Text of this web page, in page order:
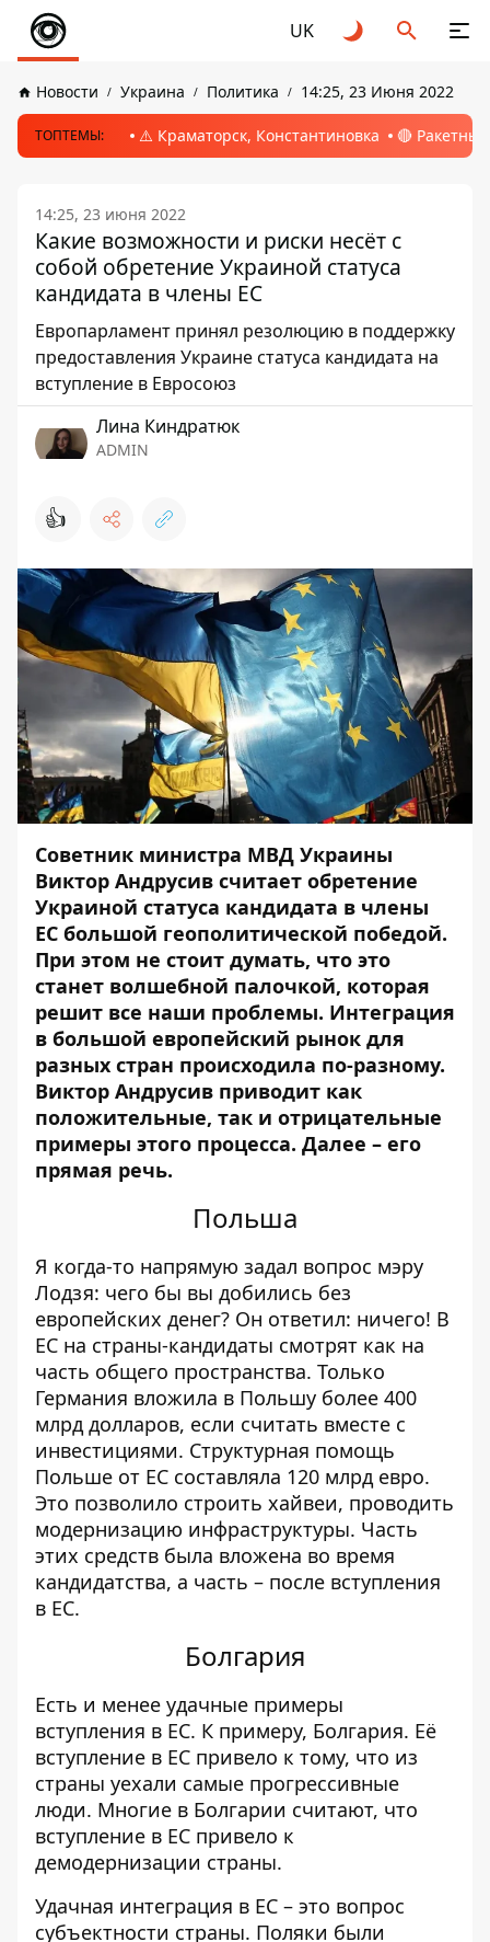
UK
Новости Украина Политика 14:25, 23 Июня 2022
ТОПТЕМЫ: ⚠️ Краматорск, Константиновка 🔴
14:25, 23 июня 2022
Какие возможности и риски несёт с
собой обретение Украиной статуса
кандидата в члены ЕС
Европарламент принял резолюцию в поддержку
предоставления Украине статуса кандидата на
вступление в Евросоюз
Лина Киндратюк
ADMIN
👍
Советник министра МВД Украины
Виктор Андрусив считает обретение
Украиной статуса кандидата в члены
ЕС большой геополитической победой.
При этом не стоит думать, что это
станет волшебной палочкой, которая
решит все наши проблемы. Интеграция
в большой европейский рынок для
разных стран происходила по-разному.
Виктор Андрусив приводит как
положительные, так и отрицательные
примеры этого процесса. Далее – его
прямая речь.
Польша
Я когда-то напрямую задал вопрос мэру
Лодзя: чего бы вы добились без
европейских денег? Он ответил: ничего! В
ЕС на страны-кандидаты смотрят как на
часть общего пространства. Только
Германия вложила в Польшу более 400
млрд долларов, если считать вместе с
инвестициями. Структурная помощь
Польше от ЕС составляла 120 млрд евро.
Это позволило строить хайвеи, проводить
модернизацию инфраструктуры. Часть
этих средств была вложена во время
кандидатства, а часть – после вступления
в ЕС.
Болгария
Есть и менее удачные примеры
вступления в ЕС. К примеру, Болгария. Её
вступление в ЕС привело к тому, что из
страны уехали самые прогрессивные
люди. Многие в Болгарии считают, что
вступление в ЕС привело к
демодернизации страны.
Удачная интеграция в ЕС – это вопрос
субъектности страны. Поляки были